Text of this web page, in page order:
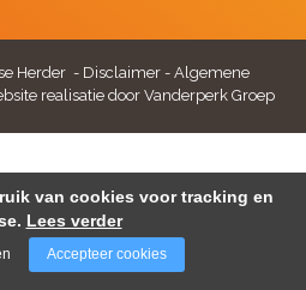
Herder - Disclaimer- Algemene
realisatie door Vanderperk Groep
van cookies voor tracking en
Lees verder
Accepteer cookies